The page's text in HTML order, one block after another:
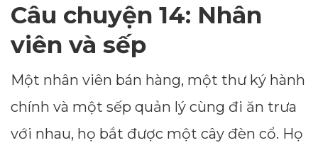
Câu chuyện 14: Nhân
viên và sếp
Một nhân viên bán hàng, một thư ký hành
chính và một sếp quản lý cùng đi ăn trưa
với nhau, họ bắt được một cây đèn cổ. Họ